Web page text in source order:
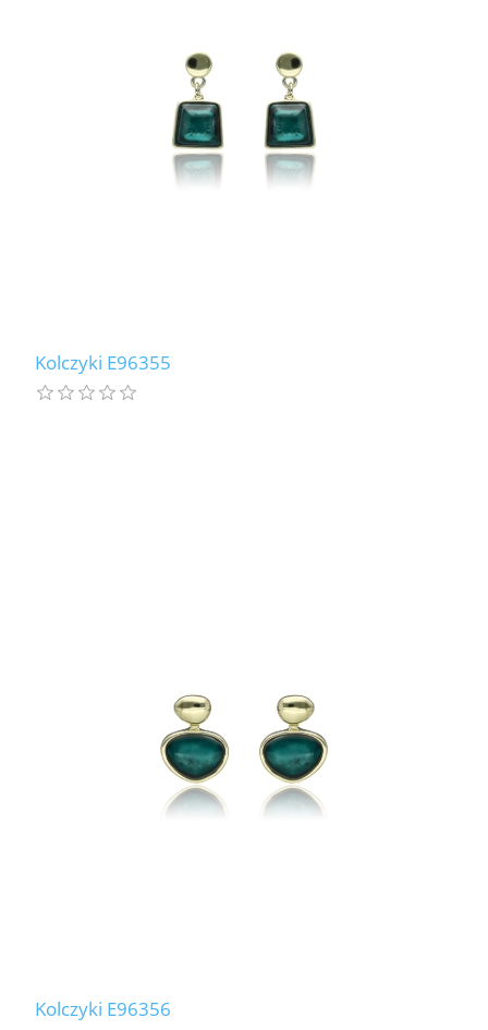
Kolczyki E96355
Kolczyki E96356